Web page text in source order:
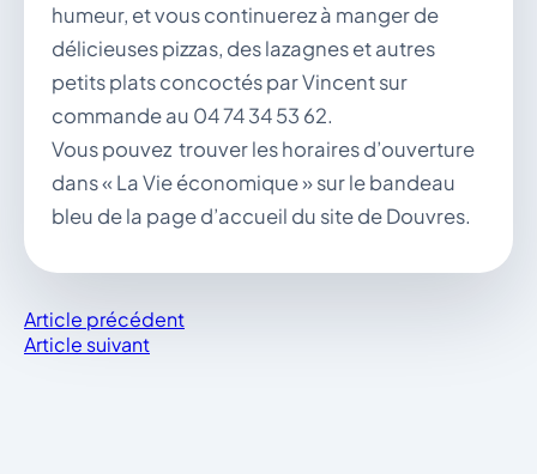
humeur, et vous continuerez à manger de
délicieuses pizzas, des lazagnes et autres
petits plats concoctés par Vincent sur
commande au 04 74 34 53 62.
Vous pouvez trouver les horaires d’ouverture
dans « La Vie économique » sur le bandeau
bleu de la page d’accueil du site de Douvres.
Article précédent
Article suivant